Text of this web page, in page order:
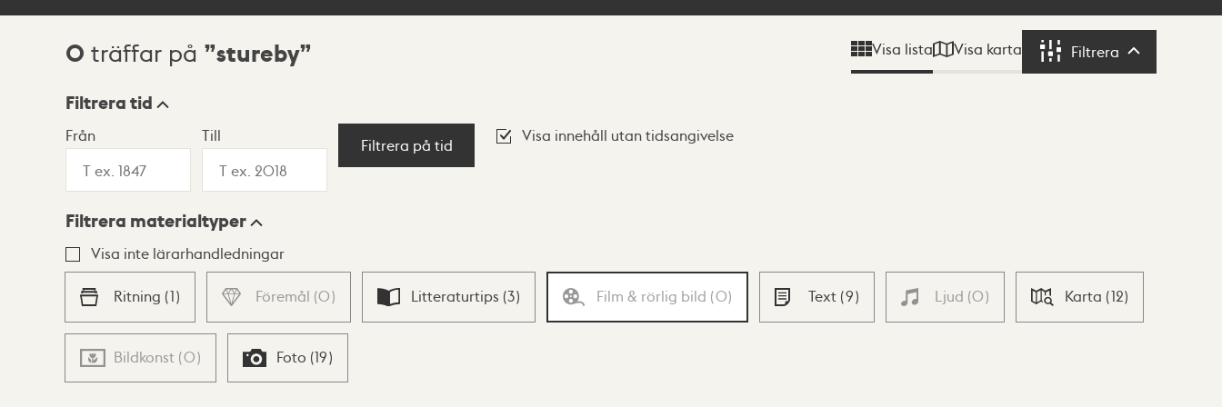
Sökresultat
0 träffar på stureby Visa lista Visa karta Filtrera Filtrera
Visningsläge
Lista Karta
Filtrera tid
Från Till
Filtrera på tid
Visa innehåll utan tidsangivelse
Filtrera materialtyper
Visa inte lärarhandledningar
Ritning (1) Föremål (0) Litteraturtips (3) Film & rörlig bild (0) Text (9) Ljud (0) Karta (12)
Bildkonst (0) Foto (19)